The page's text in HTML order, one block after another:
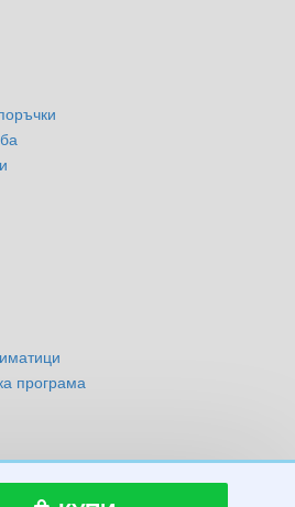
програма
Всички права запазени